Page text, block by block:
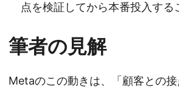
点を検証してから本番投入する
筆者の見解
Metaのこの動きは、「顧客との